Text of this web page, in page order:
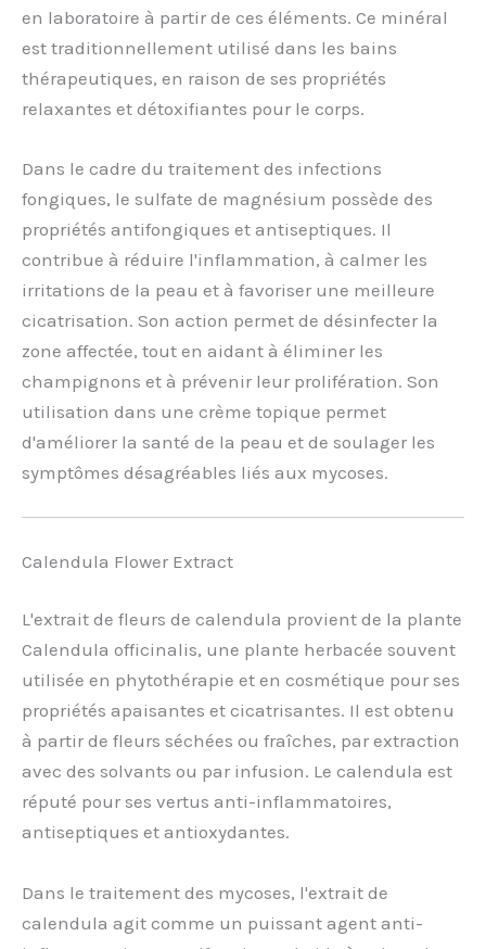
en laboratoire à partir de ces éléments. Ce minéral
est traditionnellement utilisé dans les bains
thérapeutiques, en raison de ses propriétés
relaxantes et détoxifiantes pour le corps.
Dans le cadre du traitement des infections
fongiques, le sulfate de magnésium possède des
propriétés antifongiques et antiseptiques. Il
contribue à réduire l'inflammation, à calmer les
irritations de la peau et à favoriser une meilleure
cicatrisation. Son action permet de désinfecter la
zone affectée, tout en aidant à éliminer les
champignons et à prévenir leur prolifération. Son
utilisation dans une crème topique permet
d'améliorer la santé de la peau et de soulager les
symptômes désagréables liés aux mycoses.
Calendula Flower Extract
L'extrait de fleurs de calendula provient de la plante
Calendula officinalis, une plante herbacée souvent
utilisée en phytothérapie et en cosmétique pour ses
propriétés apaisantes et cicatrisantes. Il est obtenu
à partir de fleurs séchées ou fraîches, par extraction
avec des solvants ou par infusion. Le calendula est
réputé pour ses vertus anti-inflammatoires,
antiseptiques et antioxydantes.
Dans le traitement des mycoses, l'extrait de
calendula agit comme un puissant agent anti-